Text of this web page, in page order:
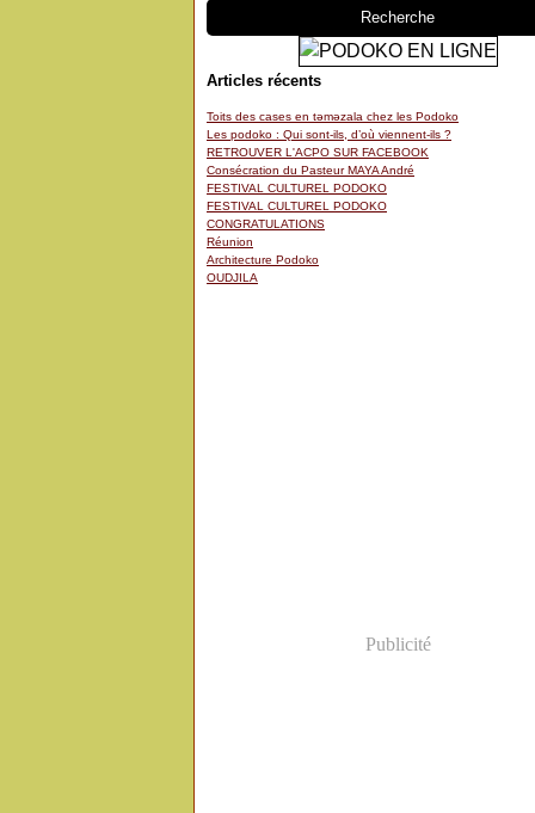
Articles récents
Toits des cases en təməzala chez les Podoko
Les podoko : Qui sont-ils, d’où viennent-ils ?
RETROUVER L'ACPO SUR FACEBOOK
Consécration du Pasteur MAYA André
FESTIVAL CULTUREL PODOKO
FESTIVAL CULTUREL PODOKO
CONGRATULATIONS
Réunion
Architecture Podoko
OUDJILA
Publicité